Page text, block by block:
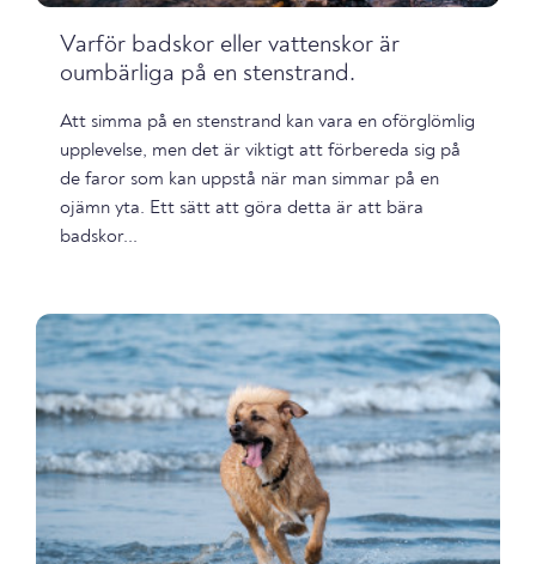
Varför badskor eller vattenskor är
oumbärliga på en stenstrand.
Att simma på en stenstrand kan vara en oförglömlig
upplevelse, men det är viktigt att förbereda sig på
de faror som kan uppstå när man simmar på en
ojämn yta. Ett sätt att göra detta är att bära
badskor...